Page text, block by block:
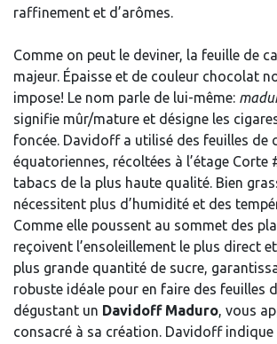
raffinement et d’arômes.
Comme on peut le deviner, la feuille de
majeur. Épaisse et de couleur chocolat
impose! Le nom parle de lui-même:
signifie mûr/mature et désigne les
foncée. Davidoff a utilisé des feuilles de
équatoriennes, récoltées à l’étage Corte
tabacs de la plus haute qualité. Bien
nécessitent plus d’humidité et des
Comme elle poussent au sommet des
reçoivent l’ensoleillement le plus direct
plus grande quantité de sucre,
robuste idéale pour en faire des feuilles
dégustant un Davidoff Maduro, vous
consacré à sa création. Davidoff indique